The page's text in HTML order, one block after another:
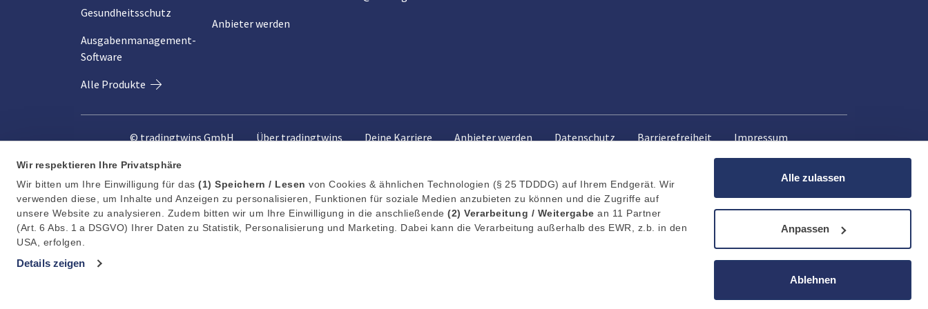
Wir respektieren Ihre Privatsphäre
Wir bitten um Ihre Einwilligung für das (1) Speichern / Lesen von Cookies & ähnlichen Technologien (§ 25 TDDDG) auf Ihrem Endgerät. Wir
verwenden diese, um Inhalte und Anzeigen zu personalisieren, Funktionen für soziale Medien anzubieten zu können und die Zugriffe auf
unsere Website zu analysieren. Zudem bitten wir um Ihre Einwilligung in die anschließende (2) Verarbeitung / Weitergabe an 11 Partner
(Art. 6 Abs. 1 a DSGVO) Ihrer Daten zu Statistik, Personalisierung und Marketing. Dabei kann die Verarbeitung außerhalb des EWR, z.b. in den
USA, erfolgen.
Details zeigen
Alle zulassen
Anpassen
Ablehnen
Gesundheitsschutz
Ausgabenmanagement-
Software
Alle Produkte
Anbieter werden
© tradingtwins GmbH Über tradingtwins Deine Karriere Anbieter werden Datenschutz Barrierefreiheit Impressum